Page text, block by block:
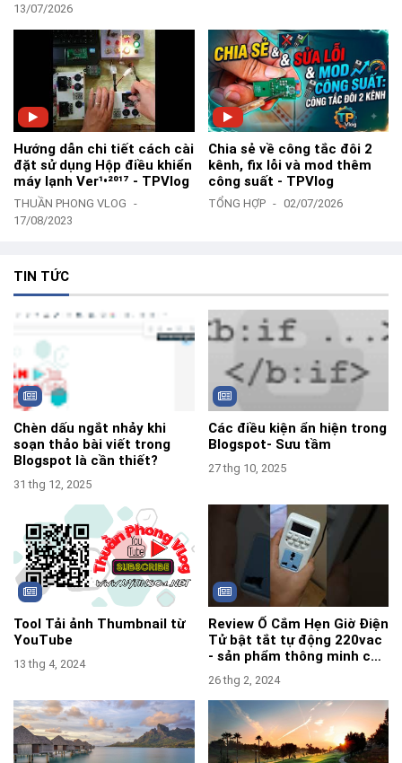
13/07/2026
Hướng dẫn chi tiết cách cài
đặt sử dụng Hộp điều khiển
máy lạnh Ver¹•²⁰¹⁷ - TPVlog
THUẦN PHONG VLOG
17/08/2023
Chia sẻ về công tắc đôi 2
kênh, fix lỗi và mod thêm
công suất - TPVlog
TỔNG HỢP 02/07/2026
TIN TỨC
Chèn dấu ngắt nhảy khi
soạn thảo bài viết trong
Blogspot là cần thiết?
31 thg 12, 2025
Các điều kiện ẩn hiện trong
Blogspot- Sưu tầm
27 thg 10, 2025
Tool Tải ảnh Thumbnail từ
YouTube
13 thg 4, 2024
Review Ổ Cắm Hẹn Giờ Điện
Tử bật tắt tự động 220vac
- sản phẩm thông minh cần
sắm cho gia đình.
26 thg 2, 2024